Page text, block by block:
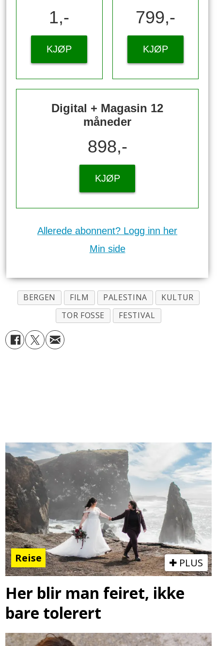
1,-
KJØP
799,-
KJØP
Digital + Magasin 12
måneder
898,-
KJØP
Allerede abonnent? Logg inn her
Min side
BERGEN FILM PALESTINA
KULTUR
TOR FOSSE
FESTIVAL
Reise PLUS
Her blir man feiret, ikke
bare tolerert